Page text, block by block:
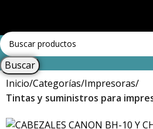
Buscar
Inicio Categorías Impresoras
Tintas y suministros para